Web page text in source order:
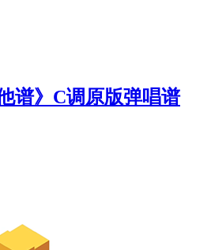
谱》C调原版弹唱谱